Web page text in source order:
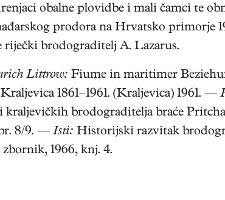
obalne plovidbe i mali čamci te
prodora na Hrvatsko primorje
riječki brodograditelj A. Lazarus.
Littrow: Fiume in maritimer
1861–1961. (Kraljevica) 1961. —
kraljevičkih brodograditelja braće
8/9. — Isti: Historijski razvitak
1966, knj. 4.